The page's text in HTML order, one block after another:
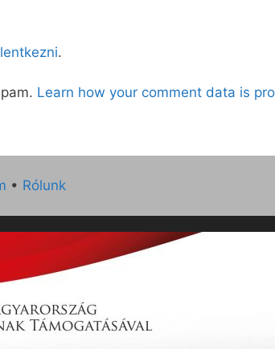
.
Learn how your comment data is
• Rólunk